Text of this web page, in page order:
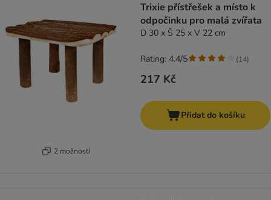
2 možností
Trixie přístřešek a místo k
odpočinku pro malá zvířata
D 30 x Š 25 x V 22 cm
217 Kč
Rating: 4.4/5 (14)
Přidat do košíku